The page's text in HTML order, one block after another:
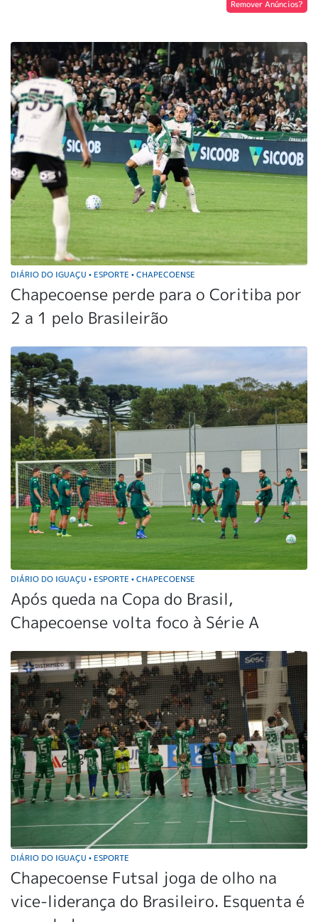
Remover Anúncios?
DIÁRIO DO IGUAÇU • ESPORTE • CHAPECOENSE
Chapecoense perde para o Coritiba por
2 a 1 pelo Brasileirão
DIÁRIO DO IGUAÇU • ESPORTE • CHAPECOENSE
Após queda na Copa do Brasil,
Chapecoense volta foco à Série A
DIÁRIO DO IGUAÇU • ESPORTE
Chapecoense Futsal joga de olho na
vice-liderança do Brasileiro. Esquenta é